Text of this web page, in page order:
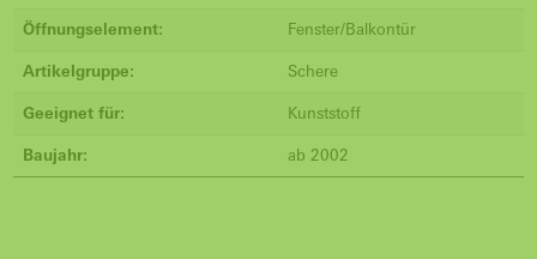
Öffnungselement: Fenster/Balkontür
Artikelgruppe: Schere
Geeignet für: Kunststoff
Baujahr: ab 2002